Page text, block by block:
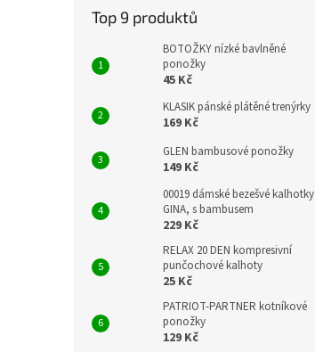
Top 9 produktů
BOTOŽKY nízké bavlněné
ponožky
45 Kč
KLASIK pánské plátěné trenýrky
169 Kč
GLEN bambusové ponožky
149 Kč
00019 dámské bezešvé kalhotky
GINA, s bambusem
229 Kč
RELAX 20 DEN kompresivní
punčochové kalhoty
25 Kč
PATRIOT-PARTNER kotníkové
ponožky
129 Kč